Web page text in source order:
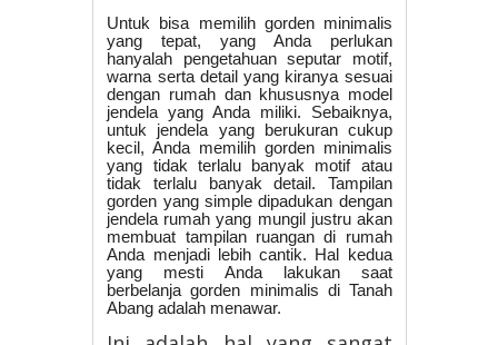
Untuk bisa memilih gorden minimalis
yang tepat, yang Anda perlukan
hanyalah pengetahuan seputar motif,
warna serta detail yang kiranya sesuai
dengan rumah dan khususnya model
jendela yang Anda miliki. Sebaiknya,
untuk jendela yang berukuran cukup
kecil, Anda memilih gorden minimalis
yang tidak terlalu banyak motif atau
tidak terlalu banyak detail. Tampilan
gorden yang simple dipadukan dengan
jendela rumah yang mungil justru akan
membuat tampilan ruangan di rumah
Anda menjadi lebih cantik. Hal kedua
yang mesti Anda lakukan saat
berbelanja gorden minimalis di Tanah
Abang adalah menawar.